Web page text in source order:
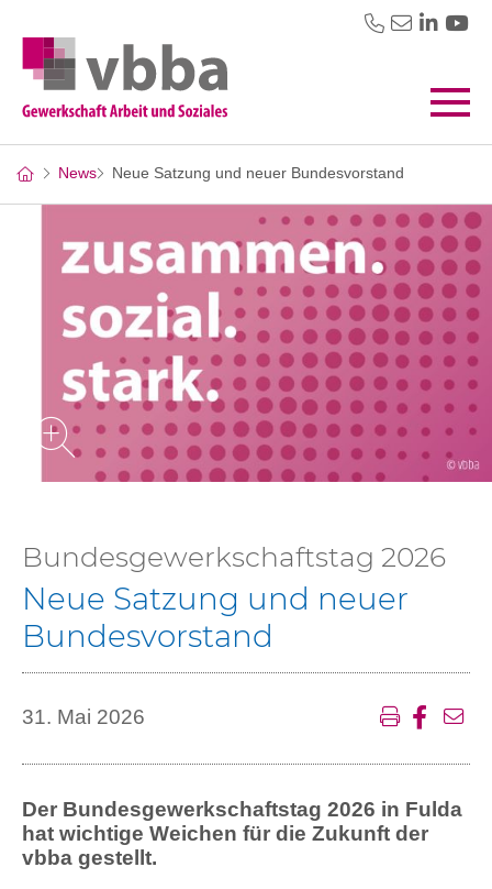
News Neue Satzung und neuer Bundesvorstand
Bundesgewerkschaftstag 2026
Neue Satzung und neuer
Bundesvorstand
31. Mai 2026
Der Bundesgewerkschaftstag 2026 in Fulda
hat wichtige Weichen für die Zukunft der
vbba gestellt.